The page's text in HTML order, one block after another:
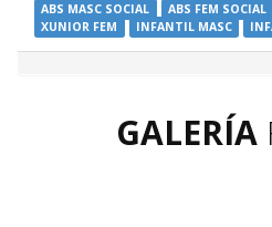
ABS MASC SOCIAL ABS FEM SOCIAL
XUNIOR FEM
INFANTIL MASC
GALERÍA